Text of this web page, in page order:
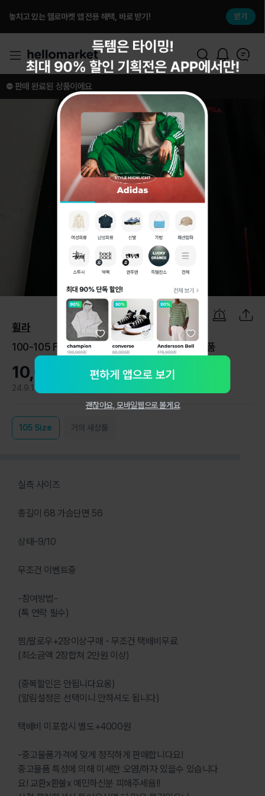
놓치고 있는 헬로마켓 앱 전용 해택, 바로 받기! 받기
1 / 5
⛔️ 판매 완료된 상품이에요
휠라
100-105 FILA 휠라 기능성 트랙탑 져지 집업 정품
10,000원
24.9.12
105 Size 거의 새상품
실측 사이즈
총길이 68 가슴단면 56
상태-9/10
무조건 이벤트중
-참여방법-
(톡 연락 필수)
찜/팔로우+2장이상구매 - 무조건 택배비무료
(최소금액 2장합쳐 2만원 이상)
(중복할인은 안됩니다요옹)
(알림설정은 선택이니 안하셔도 됩니다)
택배비 미포함시 별도+4000원
-중고물품가격에 맞게 정직하게 판매합니다요!
중고물품 특성에 의해 미세한 오염/하자 있을수 있습니다
요! 교환x환불x 예민하신분 피해주세욥!!
괜찮아요, 모바일웹으로 볼게요